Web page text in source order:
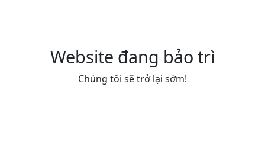
Website đang bảo trì
Chúng tôi sẽ trở lại sớm!